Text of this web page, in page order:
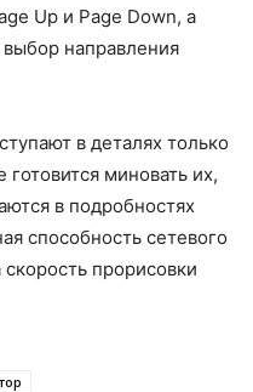
Up и Page Down, а
направления
в деталях только
готовится миновать их,
в подробностях
способность сетевого
прорисовки